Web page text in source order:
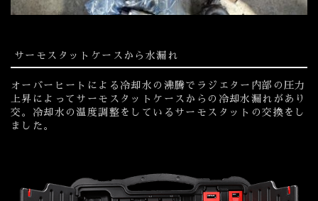
サーモスタットケースから水漏れ
オーバーヒートによる冷却水の沸騰でラジエター内部の圧力
上昇によってサーモスタットケースからの冷却水漏れがあり
交。冷却水の温度調整をしているサーモスタットの交換をし
ました。